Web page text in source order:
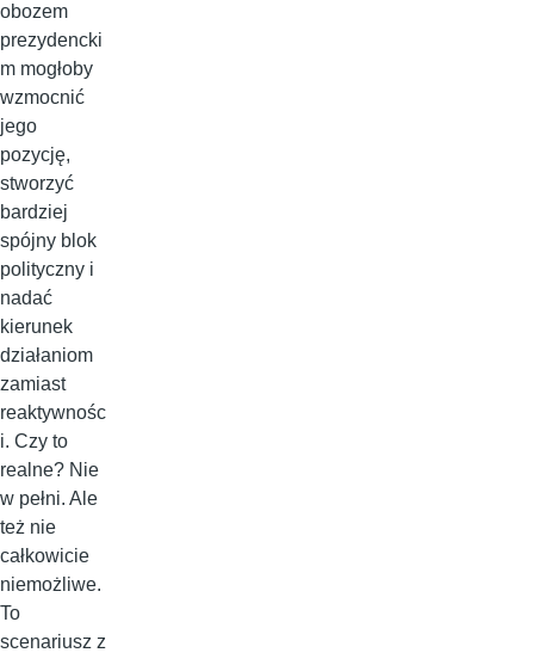
obozem
prezydencki
m mogłoby
wzmocnić
jego
pozycję,
stworzyć
bardziej
spójny blok
polityczny i
nadać
kierunek
działaniom
zamiast
reaktywnośc
i. Czy to
realne? Nie
w pełni. Ale
też nie
całkowicie
niemożliwe.
To
scenariusz z